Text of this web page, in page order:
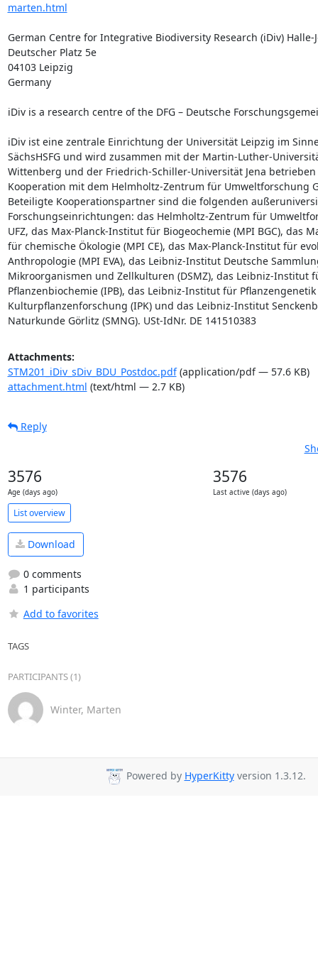
marten.html
German Centre for Integrative Biodiversity Research (iDiv) Halle-
Deutscher Platz 5e
04103 Leipzig
Germany
iDiv is a research centre of the DFG – Deutsche
iDiv ist eine zentrale Einrichtung der Universität Leipzig im
SächsHSFG und wird zusammen mit der Martin-Luther-
Wittenberg und der Friedrich-Schiller-Universität Jena
Kooperation mit dem Helmholtz-Zentrum für Umweltforschung
Beteiligte Kooperationspartner sind die folgenden
Forschungseinrichtungen: das Helmholtz-Zentrum für
UFZ, das Max-Planck-Institut für Biogeochemie (MPI BGC), das
für chemische Ökologie (MPI CE), das Max-Planck-Institut für
Anthropologie (MPI EVA), das Leibniz-Institut Deutsche
Mikroorganismen und Zellkulturen (DSMZ), das Leibniz-Institut
Pflanzenbiochemie (IPB), das Leibniz-Institut für
Kulturpflanzenforschung (IPK) und das Leibniz-Institut
Naturkunde Görlitz (SMNG). USt-IdNr. DE 141510383
Attachments:
STM201_iDiv_sDiv_BDU_Postdoc.pdf(application/pdf — 57.6 KB)
attachment.html (text/html — 2.7 KB)
Reply
3576
Age (days ago)
3576
Last active (days ago)
List overview
Download
0 comments
1 participants
Add to favorites
TAGS
PARTICIPANTS (1)
Winter, Marten
Powered by HyperKittyversion 1.3.12.